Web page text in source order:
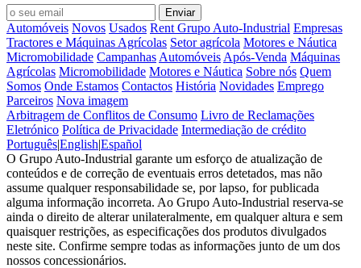
Automóveis Novos Usados Rent Grupo Auto-Industrial Empresas
Tractores e Máquinas Agrícolas Setor agrícola Motores e Náutica
Micromobilidade Campanhas Automóveis Após-Venda Máquinas
Agrícolas Micromobilidade Motores e Náutica Sobre nós Quem
Somos Onde Estamos Contactos História Novidades Emprego
Parceiros Nova imagem
Arbitragem de Conflitos de Consumo Livro de Reclamações
Eletrónico Política de Privacidade Intermediação de crédito
Português|English|Español
O Grupo Auto-Industrial garante um esforço de atualização de
conteúdos e de correção de eventuais erros detetados, mas não
assume qualquer responsabilidade se, por lapso, for publicada
alguma informação incorreta. Ao Grupo Auto-Industrial reserva-se
ainda o direito de alterar unilateralmente, em qualquer altura e sem
quaisquer restrições, as especificações dos produtos divulgados
neste site. Confirme sempre todas as informações junto de um dos
nossos concessionários.